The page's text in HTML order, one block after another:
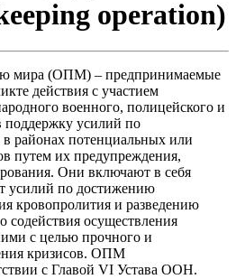
operation)
мира (ОПМ) – предпринимаемые
действия с участием
военного, полицейского и
поддержку усилий по
в районах потенциальных или
путем их предупреждения,
Они включают в себя
усилий по достижению
кровопролития и разведению
осуществления
с целью прочного и
кризисов. ОПМ
с Главой VI Устава ООН.